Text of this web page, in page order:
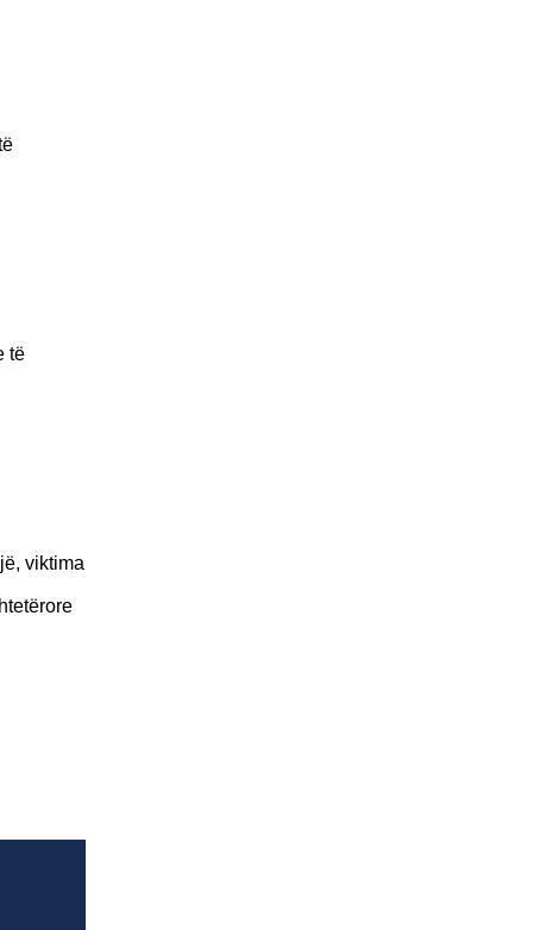
të
viktima